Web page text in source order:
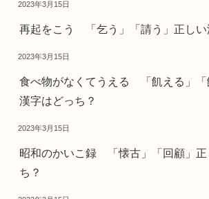
2023年3月15日
再起をこう 「乞う」「請う」正しい
2023年3月15日
食べ物がなくてうえる 「飢える」「
漢字はどっち？
2023年3月15日
昭和のかいこ録 「懐古」「回顧」正
ち？